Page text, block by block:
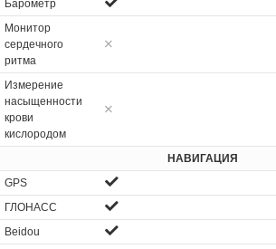
Барометр
Монитор
сердечного
ритма
Измерение
насыщенности
крови
кислородом
НАВИГАЦИЯ
GPS
ГЛОНАСС
Beidou